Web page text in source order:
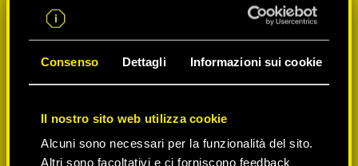
Consenso Dettagli Informazioni sui cookie
Il nostro sito web utilizza cookie
Alcuni sono necessari per la funzionalità del sito.
Altri sono facoltativi e ci forniscono feedback